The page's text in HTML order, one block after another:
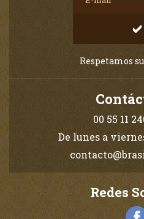
Respetamos
00 55 11
De lunes a
Redes